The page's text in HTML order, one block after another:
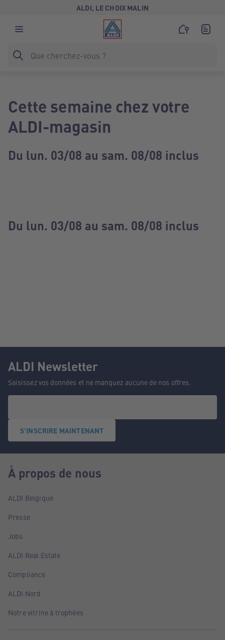
ALDI, LE CHOIX MALIN
Cette semaine chez votre
ALDI-magasin
Du lun. 03/08 au sam. 08/08 inclus
Du lun. 03/08 au sam. 08/08 inclus
ALDI Newsletter
Saisissez vos données et ne manquez aucune de nos offres.
S'INSCRIRE MAINTENANT
À propos de nous
ALDI Belgique
Presse
Jobs
ALDI Real Estate
Compliance
ALDI Nord
Notre vitrine à trophées